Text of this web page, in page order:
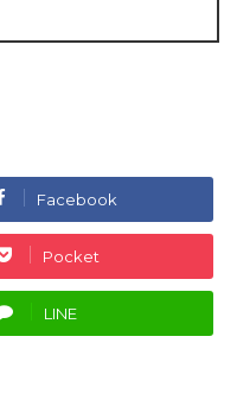
Facebook
Pocket
LINE